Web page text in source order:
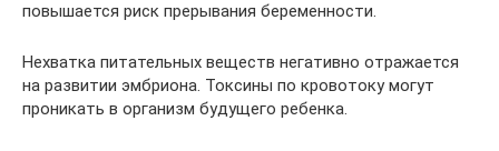
повышается риск прерывания беременности.
Нехватка питательных веществ негативно отражается
на развитии эмбриона. Токсины по кровотоку могут
проникать в организм будущего ребенка.